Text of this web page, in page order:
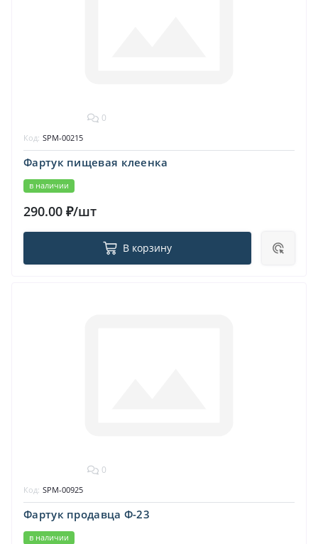
0
Фартук пищевая клеенка
в наличии
Код: SPM-00215
290.00 ₽/шт
В корзину
0
Фартук продавца Ф-23
в наличии
Код: SPM-00925